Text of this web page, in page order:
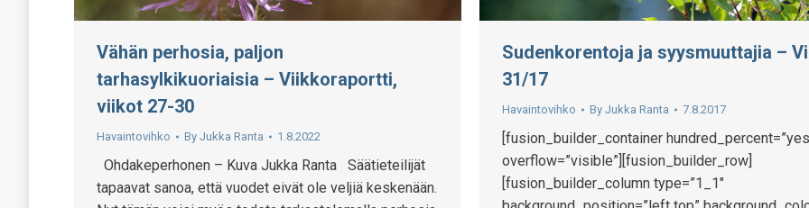
Vähän perhosia, paljon
tarhasylkikuoriaisia – Viikkoraportti,
viikot 27-30
Havaintovihko By Jukka Ranta 1.8.2022
Ohdakeperhonen – Kuva Jukka Ranta Säätieteilijät
tapaavat sanoa, että vuodet eivät ole veljiä keskenään.
Sudenkorentoja ja syysmuuttajia –
31/17
Havaintovihko By Jukka Ranta 7.8.2017
[fusion_builder_container
overflow=”visible”][fusion_builder_row]
[fusion_builder_column type=”1_1″